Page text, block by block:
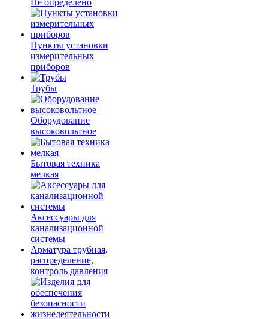
Не определено
Пункты установки
измерительных
приборов
Трубы
Оборудование
высоковольтное
Бытовая техника
мелкая
Аксессуары для
канализационной
системы
Арматура трубная,
распределение,
контроль давления